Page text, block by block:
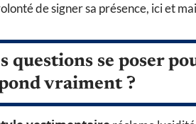
de signer sa présence, ici et
questions se poser
vraiment ?